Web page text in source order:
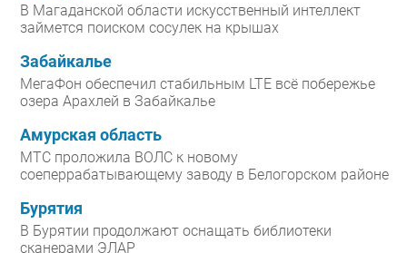
В Магаданской области искусственный интеллект
займется поиском сосулек на крышах
Забайкалье
МегаФон обеспечил стабильным LTE всё побережье
озера Арахлей в Забайкалье
Амурская область
МТС проложила ВОЛС к новому
соеперрабатывающему заводу в Белогорском районе
Бурятия
В Бурятии продолжают оснащать библиотеки
сканерами ЭЛАР